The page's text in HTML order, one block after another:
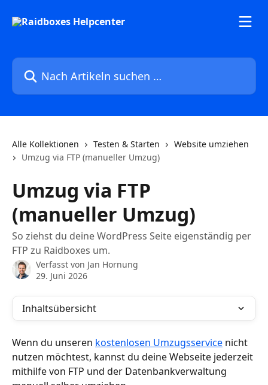
Nach Artikeln suchen …
Alle Kollektionen Testen & Starten
Website umziehen
Umzug via FTP (manueller Umzug)
Umzug via FTP
(manueller Umzug)
So ziehst du deine WordPress Seite eigenständig per
FTP zu Raidboxes um.
Verfasst von Jan Hornung
29. Juni 2026
Inhaltsübersicht
Wenn du unseren kostenlosen Umzugsservice nicht
nutzen möchtest, kannst du deine Webseite jederzeit
mithilfe von FTP und der Datenbankverwaltung